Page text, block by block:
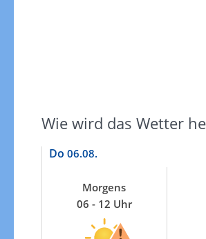
Wie wird das Wetter
Do 06.08.
Morgens
06 - 12 Uhr